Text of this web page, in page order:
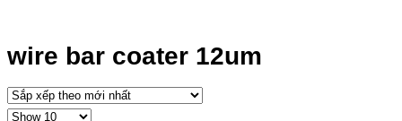
wire bar coater 12um